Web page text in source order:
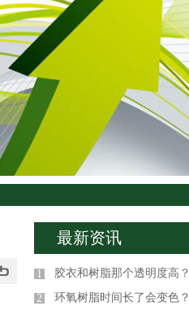
最新资讯
1 胶衣和树脂那个透明度高？
2 环氧树脂时间长了会变色？